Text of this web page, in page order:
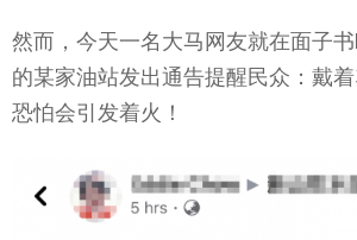
然而，今天一名大马网友就在面子
的某家油站发出通告提醒民众：戴着
恐怕会引发着火！